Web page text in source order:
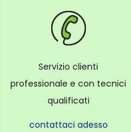
Upper Disc Diameter 40
Colore Rosso
Base Fluida Si
Inclinazione Frontale -
Testa a video fluida
Tipo di gamba Tubo
Servizio clienti
professionale e con tecnici
qualificati
contattaci adesso